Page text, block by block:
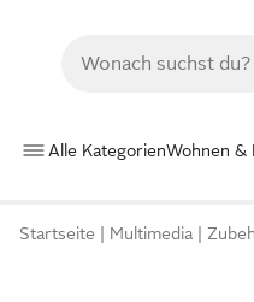
Alle KategorienWohnen &
Startseite Multimedia